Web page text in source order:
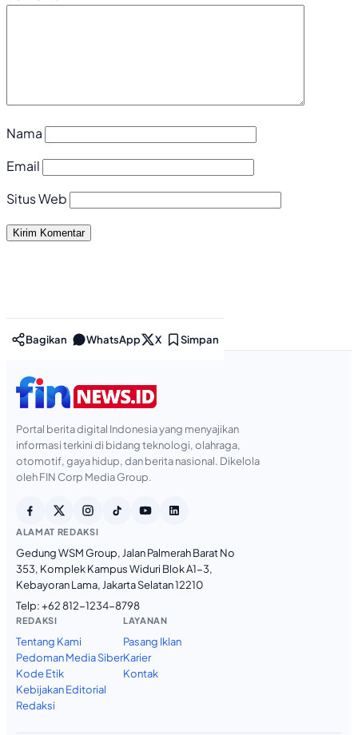
Nama
Email
Situs Web
Bagikan WhatsApp X Simpan
Portal berita digital Indonesia yang menyajikan
informasi terkini di bidang teknologi, olahraga,
otomotif, gaya hidup, dan berita nasional. Dikelola
oleh FIN Corp Media Group.
ALAMAT REDAKSI
Gedung WSM Group, Jalan Palmerah Barat No
353, Komplek Kampus Widuri Blok A1-3,
Kebayoran Lama, Jakarta Selatan 12210
Telp:+62 812-1234-8798
REDAKSI
Tentang Kami
Pedoman Media Siber
Kode Etik
Kebijakan Editorial
Redaksi
LAYANAN
Pasang Iklan
Karier
Kontak